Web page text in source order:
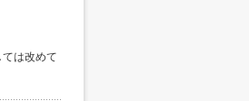
は改めて